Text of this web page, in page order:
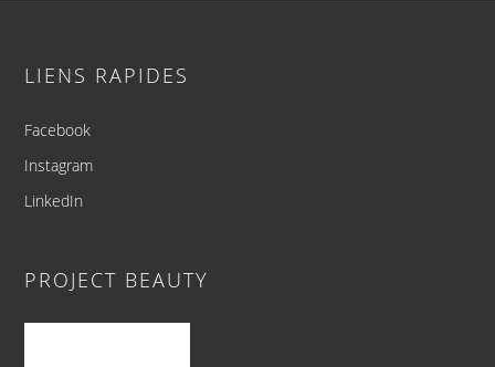
LIENS RAPIDES
Facebook
Instagram
LinkedIn
PROJECT BEAUTY